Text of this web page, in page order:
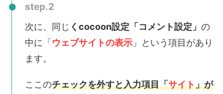
step.2
次に、同じ くcocoon設定「コメント設定」 の
中に「ウェブサイトの表示 」という項目があり
ます。
ここ のチェックを外すと入力項目「サイト」が